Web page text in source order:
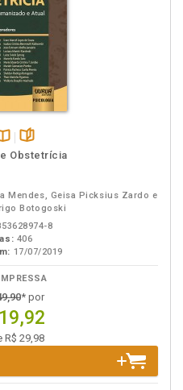
páginas
Obstetrícia
Mendes, Geisa Picksius Zardo e
Botogoski
8
406
17/07/2019
* por
R$ 29,98